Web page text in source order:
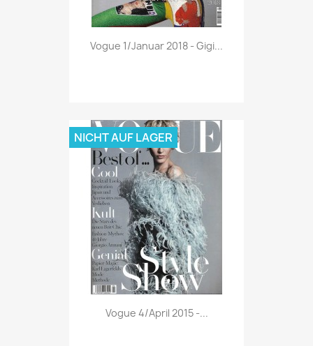
Vorschau
Vogue 1/Januar 2018 - Gigi...
 Vorschau
Vogue 4/April 2015 -...
NICHT AUF LAGER